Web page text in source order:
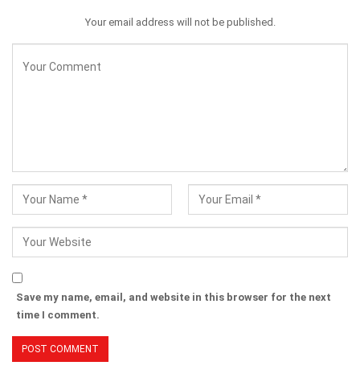
Your email address will not be published.
Save my name, email, and website in this browser for the next
time I comment.